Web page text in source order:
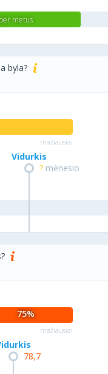
metus
byla?
mažiausiai
? mėnesio
Vidurkis
75%
mažiausiai
78,7